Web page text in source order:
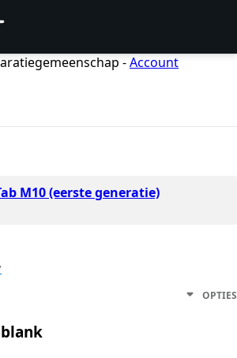
-Account
M10 (eerste generatie)
OPTIES